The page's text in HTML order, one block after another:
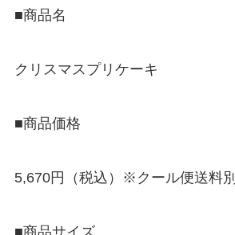
■商品名
クリスマスプリケーキ
■商品価格
5,670円（税込）※クール便送料別
■商品サイズ